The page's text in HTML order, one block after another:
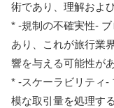
術であり、理解およ
* -規制の不確実性-
あり、これが旅行業
響を与える可能性が
* -スケーラビリティ-
模な取引量を処理す